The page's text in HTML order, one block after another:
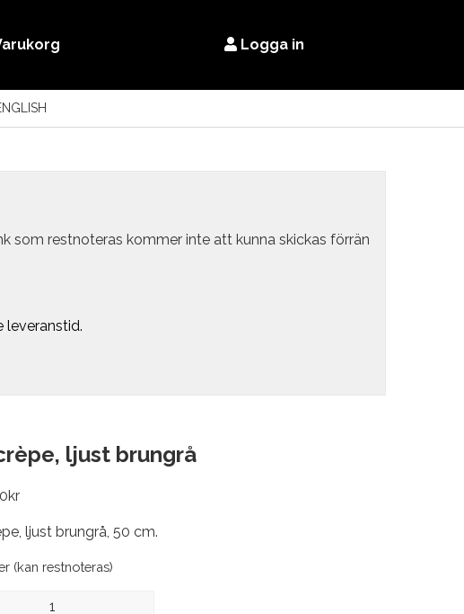
Logga in
som restnoteras kommer inte att kunna skickas förrän
leveranstid.
ljust brungrå
kr
ljust brungrå, 50 cm.
(kan restnoteras)